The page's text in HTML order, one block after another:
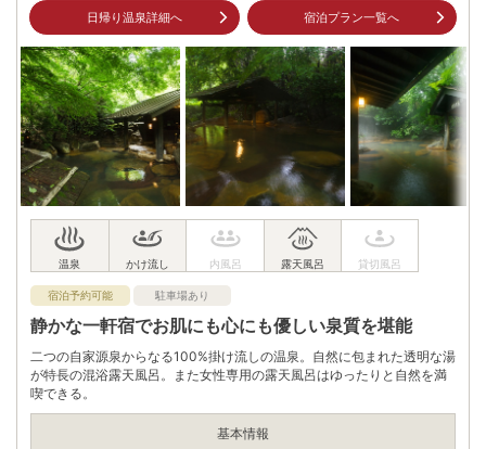
日帰り温泉詳細へ 宿泊プラン一覧へ
宿泊予約可能 駐車場あり
静かな一軒宿でお肌にも心にも優しい泉質を堪能
二つの自家源泉からなる100%掛け流しの温泉。自然に包まれた透明な湯
が特長の混浴露天風呂。また女性専用の露天風呂はゆったりと自然を満
喫できる。
基本情報